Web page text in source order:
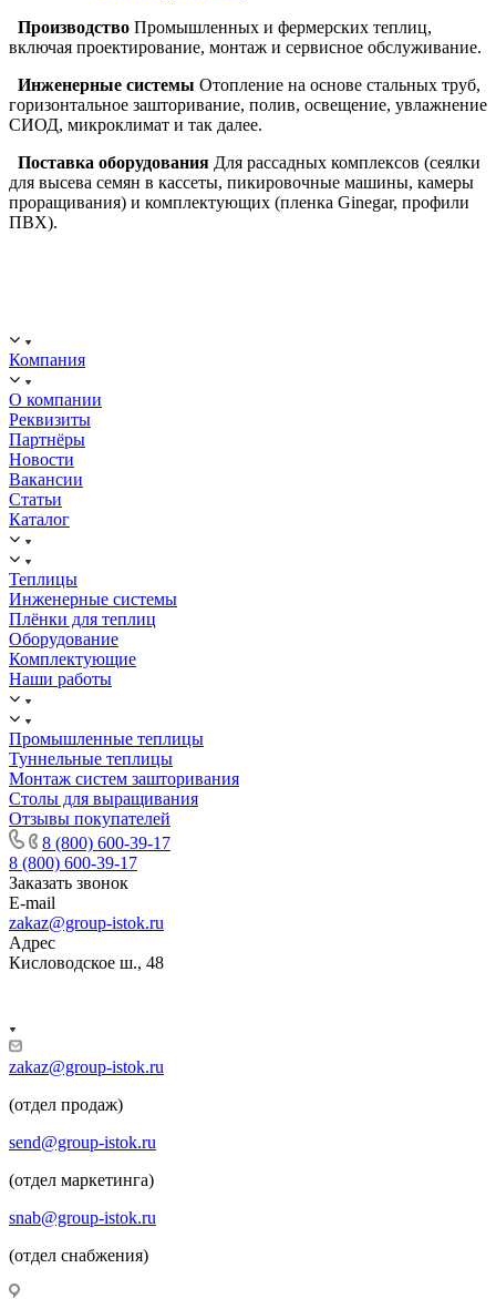
Производство Промышленных и фермерских теплиц,
включая проектирование, монтаж и сервисное обслуживание.
Инженерные системы Отопление на основе стальных труб,
горизонтальное зашторивание, полив, освещение, увлажнение
СИОД, микроклимат и так далее.
Поставка оборудования Для рассадных комплексов (сеялки
для высева семян в кассеты, пикировочные машины, камеры
проращивания) и комплектующих (пленка Ginegar, профили
ПВХ).
Компания
О компании
Реквизиты
Партнёры
Новости
Вакансии
Статьи
Каталог
Теплицы
Инженерные системы
Плёнки для теплиц
Оборудование
Комплектующие
Наши работы
Промышленные теплицы
Туннельные теплицы
Монтаж систем зашторивания
Столы для выращивания
Отзывы покупателей
8 (800) 600-39-17
8 (800) 600-39-17
Заказать звонок
E-mail
zakaz@group-istok.ru
Адрес
Кисловодское ш., 48
zakaz@group-istok.ru
(отдел продаж)
send@group-istok.ru
(отдел маркетинга)
snab@group-istok.ru
(отдел снабжения)